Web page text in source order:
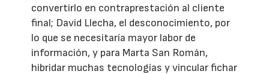
convertirlo en contraprestación al cliente
final; David Llecha, el desconocimiento, por
lo que se necesitaría mayor labor de
información, y para Marta San Román,
hibridar muchas tecnologías y vincular fichar